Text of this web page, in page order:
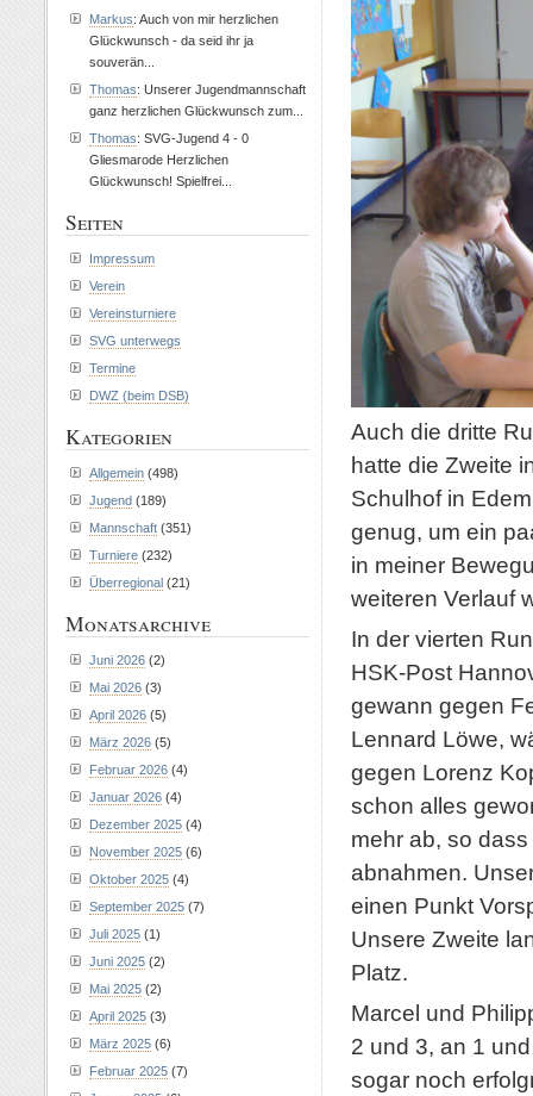
Auch die dritte
hatte die Zweite
Schulhof in
genug, um ein
in meiner
weiteren Verlauf
In der vierten
HSK-Post
gewann gegen
Lennard Löwe,
gegen Lorenz
schon alles
mehr ab, so
abnahmen.
einen Punkt
Unsere Zweite
Platz.
Marcel und
2 und 3, an 1
sogar noch
Markus: Auch von mir herzlichen
Glückwunsch - da seid ihr ja
souverän...
Thomas: Unserer Jugendmannschaft
ganz herzlichen Glückwunsch zum...
Thomas: SVG-Jugend 4 - 0
Gliesmarode Herzlichen
Glückwunsch! Spielfrei...
Seiten
Impressum
Verein
Vereinsturniere
SVG unterwegs
Termine
DWZ (beim DSB)
Kategorien
Allgemein (498)
Jugend (189)
Mannschaft (351)
Turniere (232)
Überregional (21)
Monatsarchive
Juni 2026 (2)
Mai 2026 (3)
April 2026 (5)
März 2026 (5)
Februar 2026 (4)
Januar 2026 (4)
Dezember 2025 (4)
November 2025 (6)
Oktober 2025 (4)
September 2025 (7)
Juli 2025 (1)
Juni 2025 (2)
Mai 2025 (2)
April 2025 (3)
März 2025 (6)
Februar 2025 (7)